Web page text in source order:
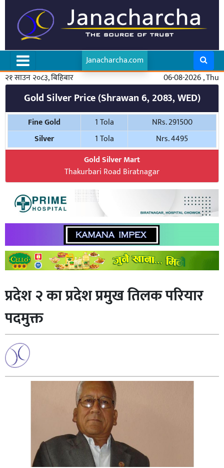
Janacharcha.com
२१ साउन २०८३, बिहिबार
06-08-2026 , Thu
Gold Silver Price (Shrawan 6, 2083, WED)
Fine Gold 1 Tola
NRs. 291500
Silver
1 Tola
Nrs. 4495
Gold Silver Mart
Thakurbari Road Biratnagar
प्रदेश २ का प्रदेश प्रमुख तिलक परियार
पदमुक्त